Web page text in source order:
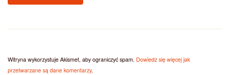
Witryna wykorzystuje Akismet, aby ograniczyć spam. Dowiedz się więcej jak
przetwarzane są dane komentarzy.